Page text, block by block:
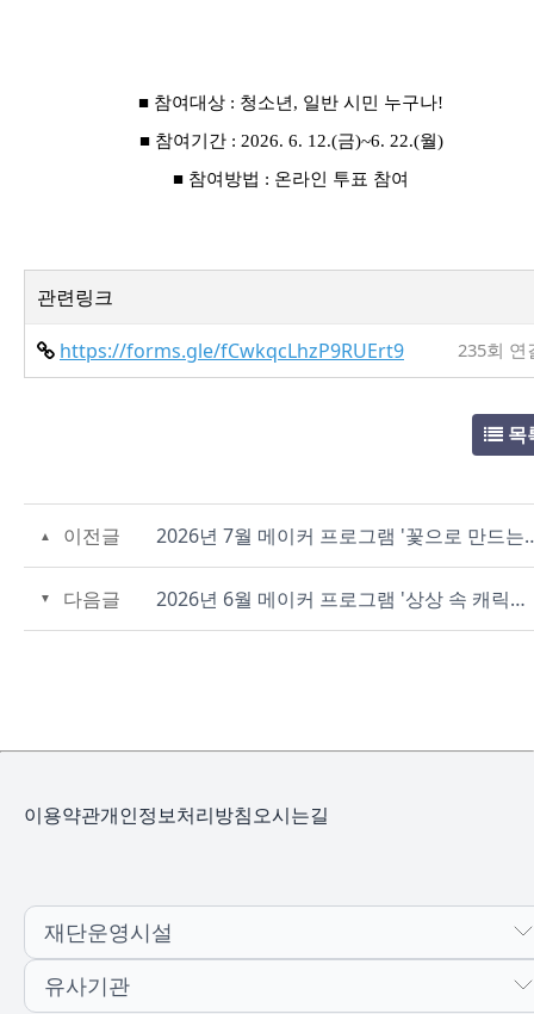
■ 참여대상 : 청소년, 일반 시민 누구나!
■ 참여기간 : 2026. 6. 12.(금)~6. 22.(월)
■ 참여방법 : 온라인 투표 참여
관련링크
https://forms.gle/fCwkqcLhzP9RUErt9 235회 연
목
이전글 2026년 7월 메이커 프로그램
다음글 2026년 6월 메이커 프로그램 '상상 속 캐릭터를 굿즈로 만드는 디지털 드로잉' 참가자 모집(6/11~)
이용약관개인정보처리방침오시는길
재단운영시설
유사기관